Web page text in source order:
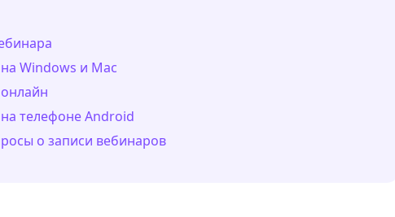
Windows и Mac
телефоне Android
о записи вебинаров